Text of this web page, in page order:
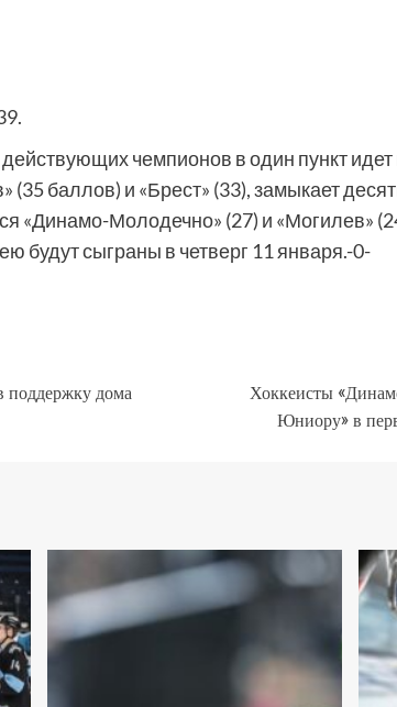
чемпионов в один пункт
баллов) и «Брест» (33), замыкает
«Динамо-Молодечно» (27) и «Могилев»
будут сыграны в четверг 11 января.-0-
поддержку дома
Хоккеисты
Юниору» в